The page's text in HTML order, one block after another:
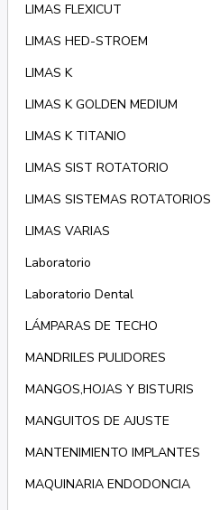
LIMAS FLEXICUT
LIMAS HED-STROEM
LIMAS K
LIMAS K GOLDEN MEDIUM
LIMAS K TITANIO
LIMAS SIST ROTATORIO
LIMAS SISTEMAS ROTATORIOS
LIMAS VARIAS
Laboratorio
Laboratorio Dental
LÁMPARAS DE TECHO
MANDRILES PULIDORES
MANGOS,HOJAS Y BISTURIS
MANGUITOS DE AJUSTE
MANTENIMIENTO IMPLANTES
MAQUINARIA ENDODONCIA